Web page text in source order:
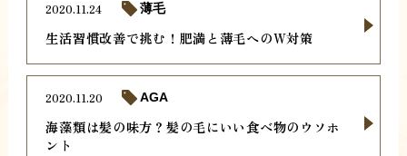
生活習慣改善で挑む！肥満と薄毛へのW対策
2020.11.24 薄毛
海藻類は髪の味方？髪の毛にいい食べ物のウソホ
ント
2020.11.20 AGA